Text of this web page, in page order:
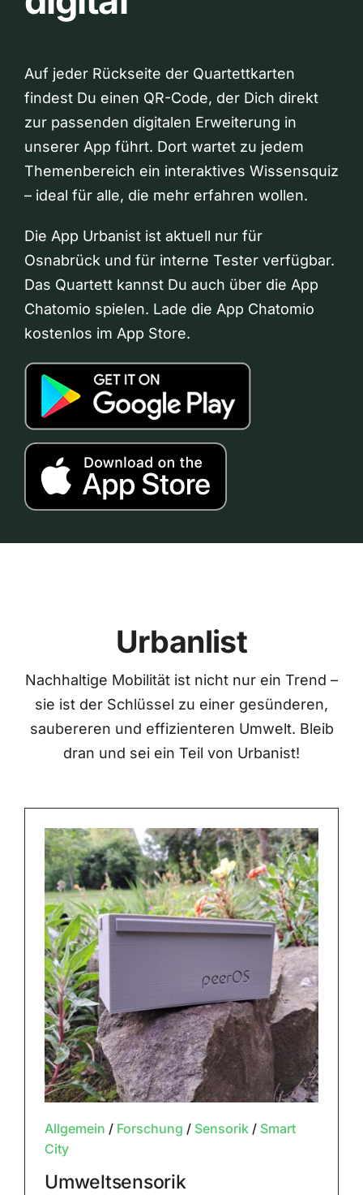
Auf jeder Rückseite der Quartettkarten
findest Du einen QR-Code, der Dich direkt
zur passenden digitalen Erweiterung in
unserer App führt. Dort wartet zu jedem
Themenbereich ein interaktives Wissensquiz
– ideal für alle, die mehr erfahren wollen.
Die App Urbanist ist aktuell nur für
Osnabrück und für interne Tester verfügbar.
Das Quartett kannst Du auch über die App
Chatomio spielen. Lade die App Chatomio
kostenlos im App Store.
Urbanlist
Nachhaltige Mobilität ist nicht nur ein Trend –
sie ist der Schlüssel zu einer gesünderen,
saubereren und effizienteren Umwelt. Bleib
dran und sei ein Teil von Urbanist!
Allgemein / Forschung / Sensorik/ Smart
City
Umweltsensorik